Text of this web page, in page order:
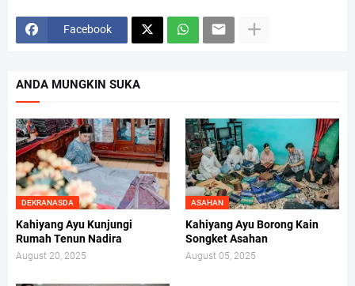
Facebook
ANDA MUNGKIN SUKA
DEKRANASDA
Kahiyang Ayu Kunjungi
Rumah Tenun Nadira
August 20, 2025
ASAHAN
Kahiyang Ayu Borong Kain
Songket Asahan
August 05, 2025